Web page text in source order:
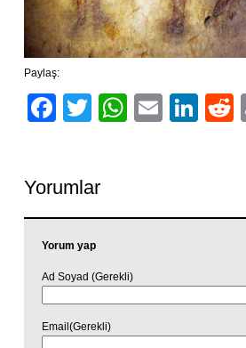
Paylaş:
Facebook
TwitterEmail
Yorumlar
Yorum yap
Ad Soyad (Gerekli)
Email(Gerekli)